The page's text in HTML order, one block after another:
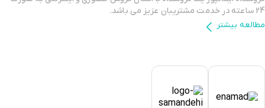
24 ساعته در خدمت مشتریبان عزیز می باشد.
مطالعه بیشتر